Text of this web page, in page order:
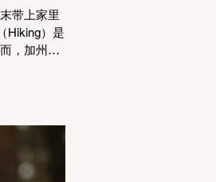
带上家里
Hiking）是
，加州拥
大大的
犬只） 的
个周末。